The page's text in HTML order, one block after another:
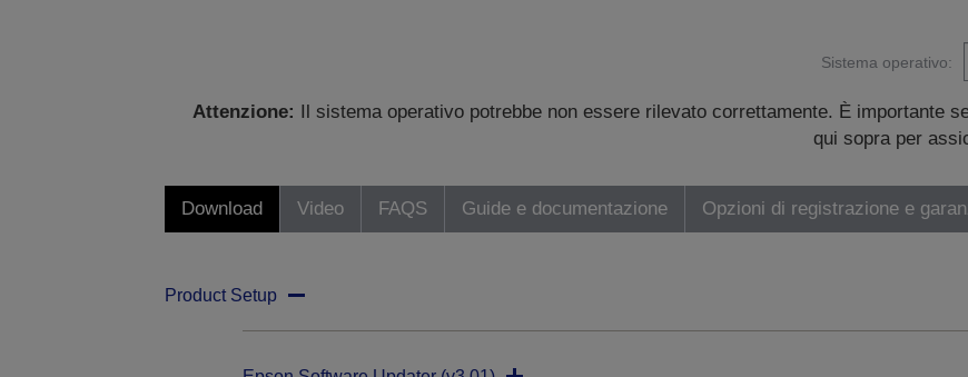
Sistema operativo:
Attenzione:
Il sistema operativo potrebbe non essere rilevato correttamente. È importante
qui sopra per
Download Video FAQS Guide e documentazione Opzioni di registrazione e
Product Setup